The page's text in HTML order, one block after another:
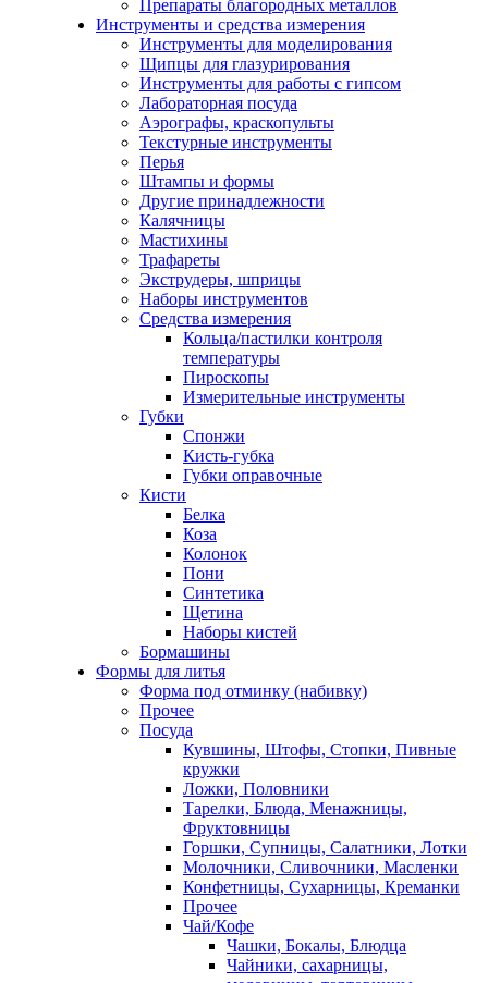
Препараты благородных металлов
Инструменты и средства измерения
Инструменты для моделирования
Щипцы для глазурирования
Инструменты для работы с гипсом
Лабораторная посуда
Аэрографы, краскопульты
Текстурные инструменты
Перья
Штампы и формы
Другие принадлежности
Калячницы
Мастихины
Трафареты
Экструдеры, шприцы
Наборы инструментов
Средства измерения
Кольца/пастилки контроля
температуры
Пироскопы
Измерительные инструменты
Губки
Спонжи
Кисть-губка
Губки оправочные
Кисти
Белка
Коза
Колонок
Пони
Синтетика
Щетина
Наборы кистей
Бормашины
Формы для литья
Форма под отминку (набивку)
Прочее
Посуда
Кувшины, Штофы, Стопки, Пивные
кружки
Ложки, Половники
Тарелки, Блюда, Менажницы,
Фруктовницы
Горшки, Супницы, Салатники, Лотки
Молочники, Сливочники, Масленки
Конфетницы, Сухарницы, Креманки
Прочее
Чай/Кофе
Чашки, Бокалы, Блюдца
Чайники, сахарницы,